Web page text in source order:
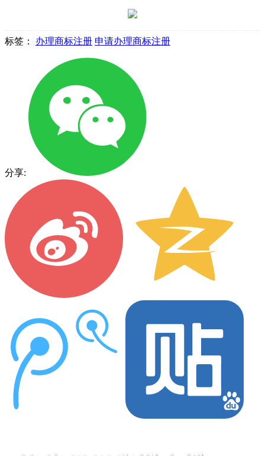
标签： 办理商标注册 申请办理商标注册
分享: